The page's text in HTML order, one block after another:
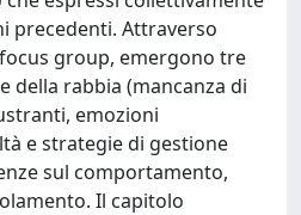
precedenti. Attraverso
group, emergono tre
della rabbia (mancanza di
emozioni
e strategie di gestione
sul comportamento,
Il capitolo